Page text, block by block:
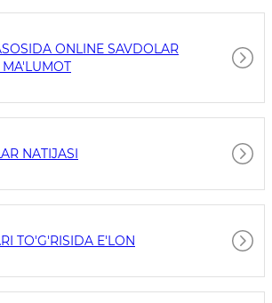
ONLINE SAVDOLAR
NATIJASI
TO'G'RISIDA E'LON